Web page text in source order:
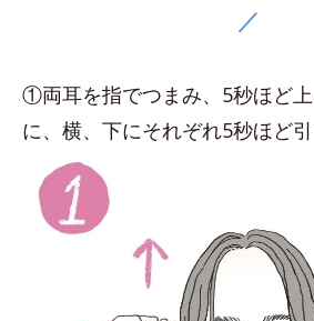
／
①両耳を指でつまみ、5秒ほど
に、横、下にそれぞれ5秒ほど引